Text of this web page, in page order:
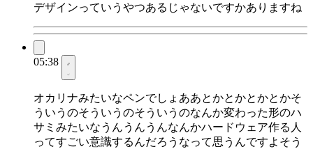
デザインっていうやつあるじゃないですかありますね
05:38
オカリナみたいなペンでしょああとかとかとかとかそ
ういうのそういうのそういうのなんか変わった形のハ
サミみたいなうんうんうんなんかハードウェア作る人
ってすごい意識するんだろうなって思うんですよそう